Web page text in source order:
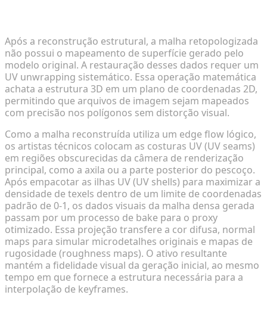
Após a reconstrução estrutural, a malha retopologizada
não possui o mapeamento de superfície gerado pelo
modelo original. A restauração desses dados requer um
UV unwrapping sistemático. Essa operação matemática
achata a estrutura 3D em um plano de coordenadas 2D,
permitindo que arquivos de imagem sejam mapeados
com precisão nos polígonos sem distorção visual.
Como a malha reconstruída utiliza um edge flow lógico,
os artistas técnicos colocam as costuras UV (UV seams)
em regiões obscurecidas da câmera de renderização
principal, como a axila ou a parte posterior do pescoço.
Após empacotar as ilhas UV (UV shells) para maximizar a
densidade de texels dentro de um limite de coordenadas
padrão de 0-1, os dados visuais da malha densa gerada
passam por um processo de bake para o proxy
otimizado. Essa projeção transfere a cor difusa, normal
maps para simular microdetalhes originais e mapas de
rugosidade (roughness maps). O ativo resultante
mantém a fidelidade visual da geração inicial, ao mesmo
tempo em que fornece a estrutura necessária para a
interpolação de keyframes.